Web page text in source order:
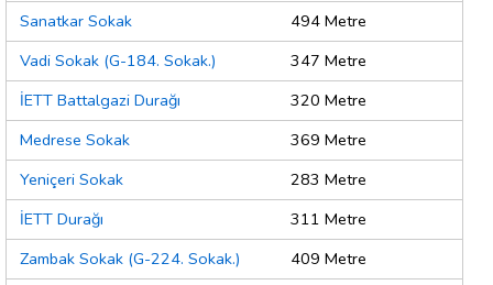
Sanatkar Sokak
494 Metre
Vadi Sokak (G-184. Sokak.)
347 Metre
İETT Battalgazi Durağı
320 Metre
Medrese Sokak
369 Metre
Yeniçeri Sokak
283 Metre
İETT Durağı
311 Metre
Zambak Sokak (G-224. Sokak.)
409 Metre